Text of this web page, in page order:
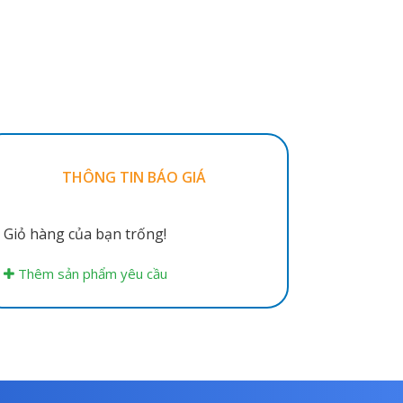
THÔNG TIN BÁO GIÁ
Giỏ hàng của bạn trống!
Thêm sản phẩm yêu cầu